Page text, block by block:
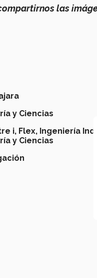
las
y Ciencias
i, Flex, Ingeniería
y Ciencias